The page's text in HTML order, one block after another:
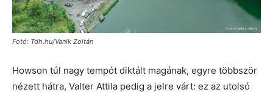
Fotó: Tdh.hu/Vanik Zoltán
Howson túl nagy tempót diktált magának, egyre többször
nézett hátra, Valter Attila pedig a jelre várt: ez az utolsó